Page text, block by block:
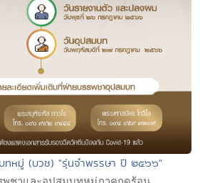
ทหมู่ (บวช) "รุ่นจำพรรษา ปี ๒๕๖๖"